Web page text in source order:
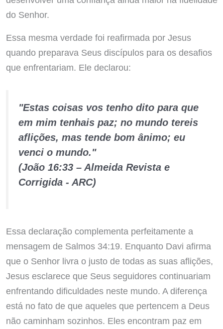
do Senhor.
Essa mesma verdade foi reafirmada por Jesus
quando preparava Seus discípulos para os desafios
que enfrentariam. Ele declarou:
"Estas coisas vos tenho dito para que
em mim tenhais paz; no mundo tereis
aflições, mas tende bom ânimo; eu
venci o mundo."
(João 16:33 – Almeida Revista e
Corrigida - ARC)
Essa declaração complementa perfeitamente a
mensagem de Salmos 34:19. Enquanto Davi afirma
que o Senhor livra o justo de todas as suas aflições,
Jesus esclarece que Seus seguidores continuariam
enfrentando dificuldades neste mundo. A diferença
está no fato de que aqueles que pertencem a Deus
não caminham sozinhos. Eles encontram paz em